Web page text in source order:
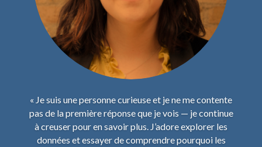
« Je suis une personne curieuse et je ne me contente
pas de la première réponse que je vois — je continue
à creuser pour en savoir plus. J’adore explorer les
données et essayer de comprendre pourquoi les